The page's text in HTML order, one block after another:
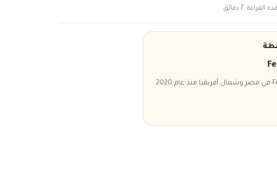
مدة القراءة: 7 دقائق